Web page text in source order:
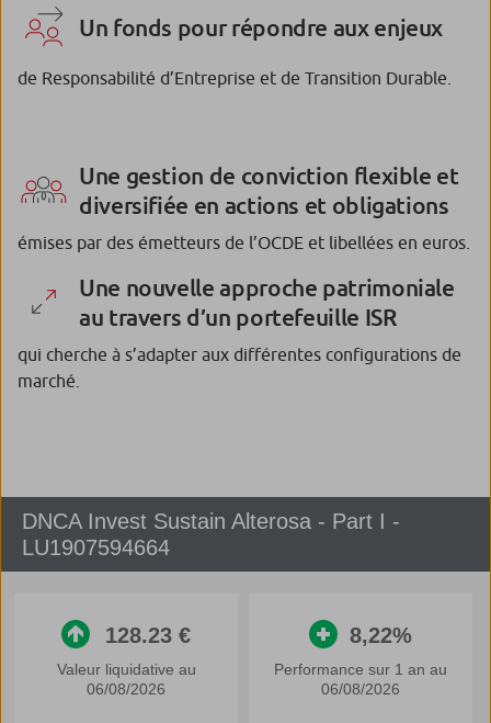
Un fonds pour répondre aux enjeux
de Responsabilité d’Entreprise et de Transition Durable.
Une gestion de conviction flexible et
diversifiée en actions et obligations
émises par des émetteurs de l’OCDE et libellées en euros.
Une nouvelle approche patrimoniale
au travers d’un portefeuille ISR
qui cherche à s’adapter aux différentes configurations de
marché.